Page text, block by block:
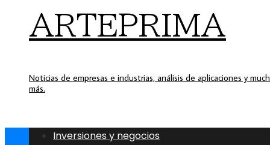
ARTEPRIMA
Noticias de empresas e industrias, análisis de aplicaciones y
más.
Inversiones y negocios